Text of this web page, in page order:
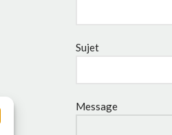
Sujet
Message